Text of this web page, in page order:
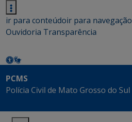
ir para conteúdoir para navegação
Ouvidoria Transparência
PCMS
Polícia Civil de Mato Grosso do Sul